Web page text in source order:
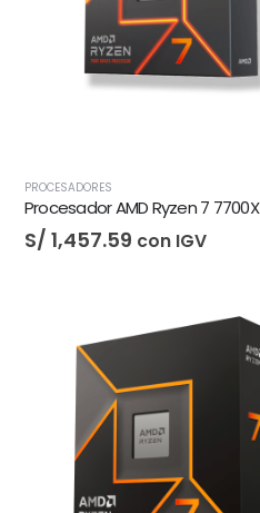
PROCESADORES
Procesador AMD Ryzen 7 7700X
S/ 1,457.59 con IGV